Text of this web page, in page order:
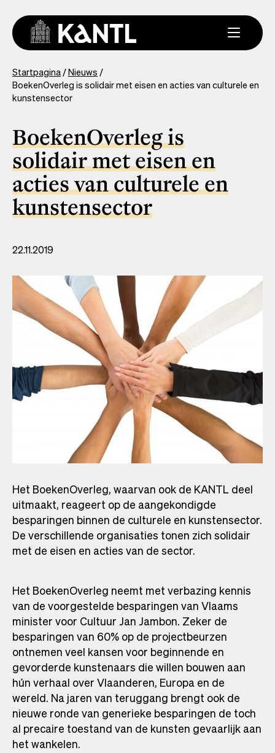
naar
inhoud
gaan
You
are
here
Startpagina Nieuws
BoekenOverleg is solidair met eisen en acties van culturele en
kunstensector
BoekenOverleg is
solidair met eisen en
acties van culturele en
kunstensector
22.11.2019
Het BoekenOverleg, waarvan ook de KANTL deel
uitmaakt, reageert op de aangekondigde
besparingen binnen de culturele en kunstensector.
De verschillende organisaties tonen zich solidair
met de eisen en acties van de sector.
Het BoekenOverleg neemt met verbazing kennis
van de voorgestelde besparingen van Vlaams
minister voor Cultuur Jan Jambon. Zeker de
besparingen van 60% op de projectbeurzen
ontnemen veel kansen voor beginnende en
gevorderde kunstenaars die willen bouwen aan
hún verhaal over Vlaanderen, Europa en de
wereld. Na jaren van teruggang brengt ook de
nieuwe ronde van generieke besparingen de toch
al precaire toestand van de kunsten gevaarlijk aan
het wankelen.